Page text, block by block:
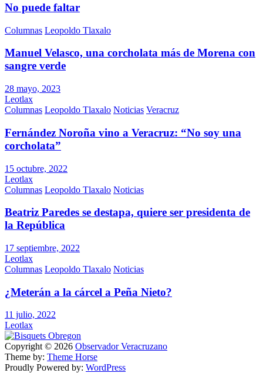
No puede faltar
Columnas Leopoldo Tlaxalo
Manuel Velasco, una corcholata más de Morena con
sangre verde
28 mayo, 2023
Leotlax
Columnas Leopoldo Tlaxalo Noticias Veracruz
Fernández Noroña vino a Veracruz: “No soy una
corcholata”
15 octubre, 2022
Leotlax
Columnas Leopoldo Tlaxalo Noticias
Beatriz Paredes se destapa, quiere ser presidenta de
la República
17 septiembre, 2022
Leotlax
Columnas Leopoldo Tlaxalo Noticias
¿Meterán a la cárcel a Peña Nieto?
11 julio, 2022
Leotlax
Copyright © 2026 Observador Veracruzano
Theme by: Theme Horse
Proudly Powered by: WordPress